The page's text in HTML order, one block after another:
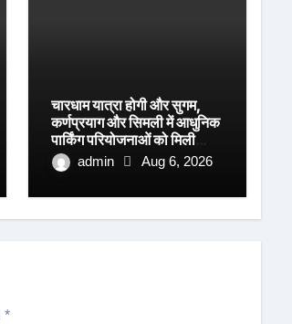
चारधाम यात्रा होगी और सुगम,
कर्णप्रयाग और सिमली में आधुनिक
पार्किंग परियोजनाओं को मिली
रफ्तारadmin Aug 6, 2026
*